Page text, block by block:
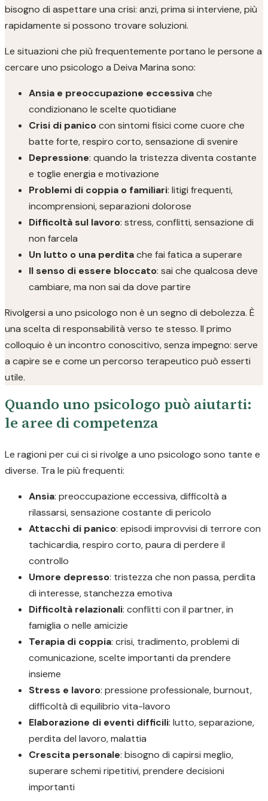
bisogno di aspettare una crisi: anzi, prima si interviene, più
rapidamente si possono trovare soluzioni.
Le situazioni che più frequentemente portano le persone a
cercare uno psicologo a Deiva Marina sono:
Ansia e preoccupazione eccessivache
condizionano le scelte quotidiane
Crisi di panicocon sintomi fisici come cuore che
batte forte, respiro corto, sensazione di svenire
Depressione: quando la tristezza diventa costante
e toglie energia e motivazione
Problemi di coppia o familiari: litigi frequenti,
incomprensioni, separazioni dolorose
Difficoltà sul lavoro: stress, conflitti, sensazione di
non farcela
Un lutto o una perditache fai fatica a superare
Il senso di essere bloccato: sai che qualcosa deve
cambiare, ma non sai da dove partire
Rivolgersi a uno psicologo non è un segno di debolezza. È
una scelta di responsabilità verso te stesso. Il primo
colloquio è un incontro conoscitivo, senza impegno: serve
a capire se e come un percorso terapeutico può esserti
utile.
Quando uno psicologo può aiutarti:
le aree di competenza
Le ragioni per cui ci si rivolge a uno psicologo sono tante e
diverse. Tra le più frequenti:
Ansia: preoccupazione eccessiva, difficoltà a
rilassarsi, sensazione costante di pericolo
Attacchi di panico: episodi improvvisi di terrore con
tachicardia, respiro corto, paura di perdere il
controllo
Umore depresso: tristezza che non passa, perdita
di interesse, stanchezza emotiva
Difficoltà relazionali: conflitti con il partner, in
famiglia o nelle amicizie
Terapia di coppia: crisi, tradimento, problemi di
comunicazione, scelte importanti da prendere
insieme
Stress e lavoro: pressione professionale, burnout,
difficoltà di equilibrio vita-lavoro
Elaborazione di eventi difficili: lutto, separazione,
perdita del lavoro, malattia
Crescita personale: bisogno di capirsi meglio,
superare schemi ripetitivi, prendere decisioni
importanti